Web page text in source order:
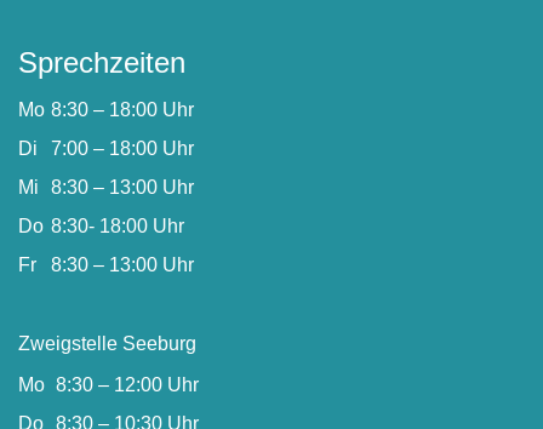
Sprechzeiten
Mo 8:30 – 18:00 Uhr
Di
7:00 – 18:00 Uhr
Mi
8:30 – 13:00 Uhr
Do 8:30- 18:00 Uhr
Fr
8:30 – 13:00 Uhr
Zweigstelle Seeburg
Mo 8:30 – 12:00 Uhr
Do 8:30 – 10:30 Uhr